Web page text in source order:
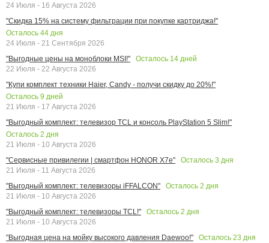
24 Июля - 16 Августа 2026
"Скидка 15% на систему фильтрации при покупке картриджа!"
Осталось 44 дня
24 Июля - 21 Сентября 2026
"Выгодные цены на моноблоки MSI!"
Осталось 14 дней
22 Июля - 22 Августа 2026
"Купи комплект техники Haier, Candy - получи скидку до 20%!"
Осталось 9 дней
21 Июля - 17 Августа 2026
"Выгодный комплект: телевизор TCL и консоль PlayStation 5 Slim!"
Осталось 2 дня
21 Июля - 10 Августа 2026
"Сервисные привилегии | смартфон HONOR X7e"
Осталось 3 дня
21 Июля - 11 Августа 2026
"Выгодный комплект: телевизоры iFFALCON"
Осталось 2 дня
21 Июля - 10 Августа 2026
"Выгодный комплект: телевизоры TCL!"
Осталось 2 дня
21 Июля - 10 Августа 2026
"Выгодная цена на мойку высокого давления Daewoo!"
Осталось 23 дня